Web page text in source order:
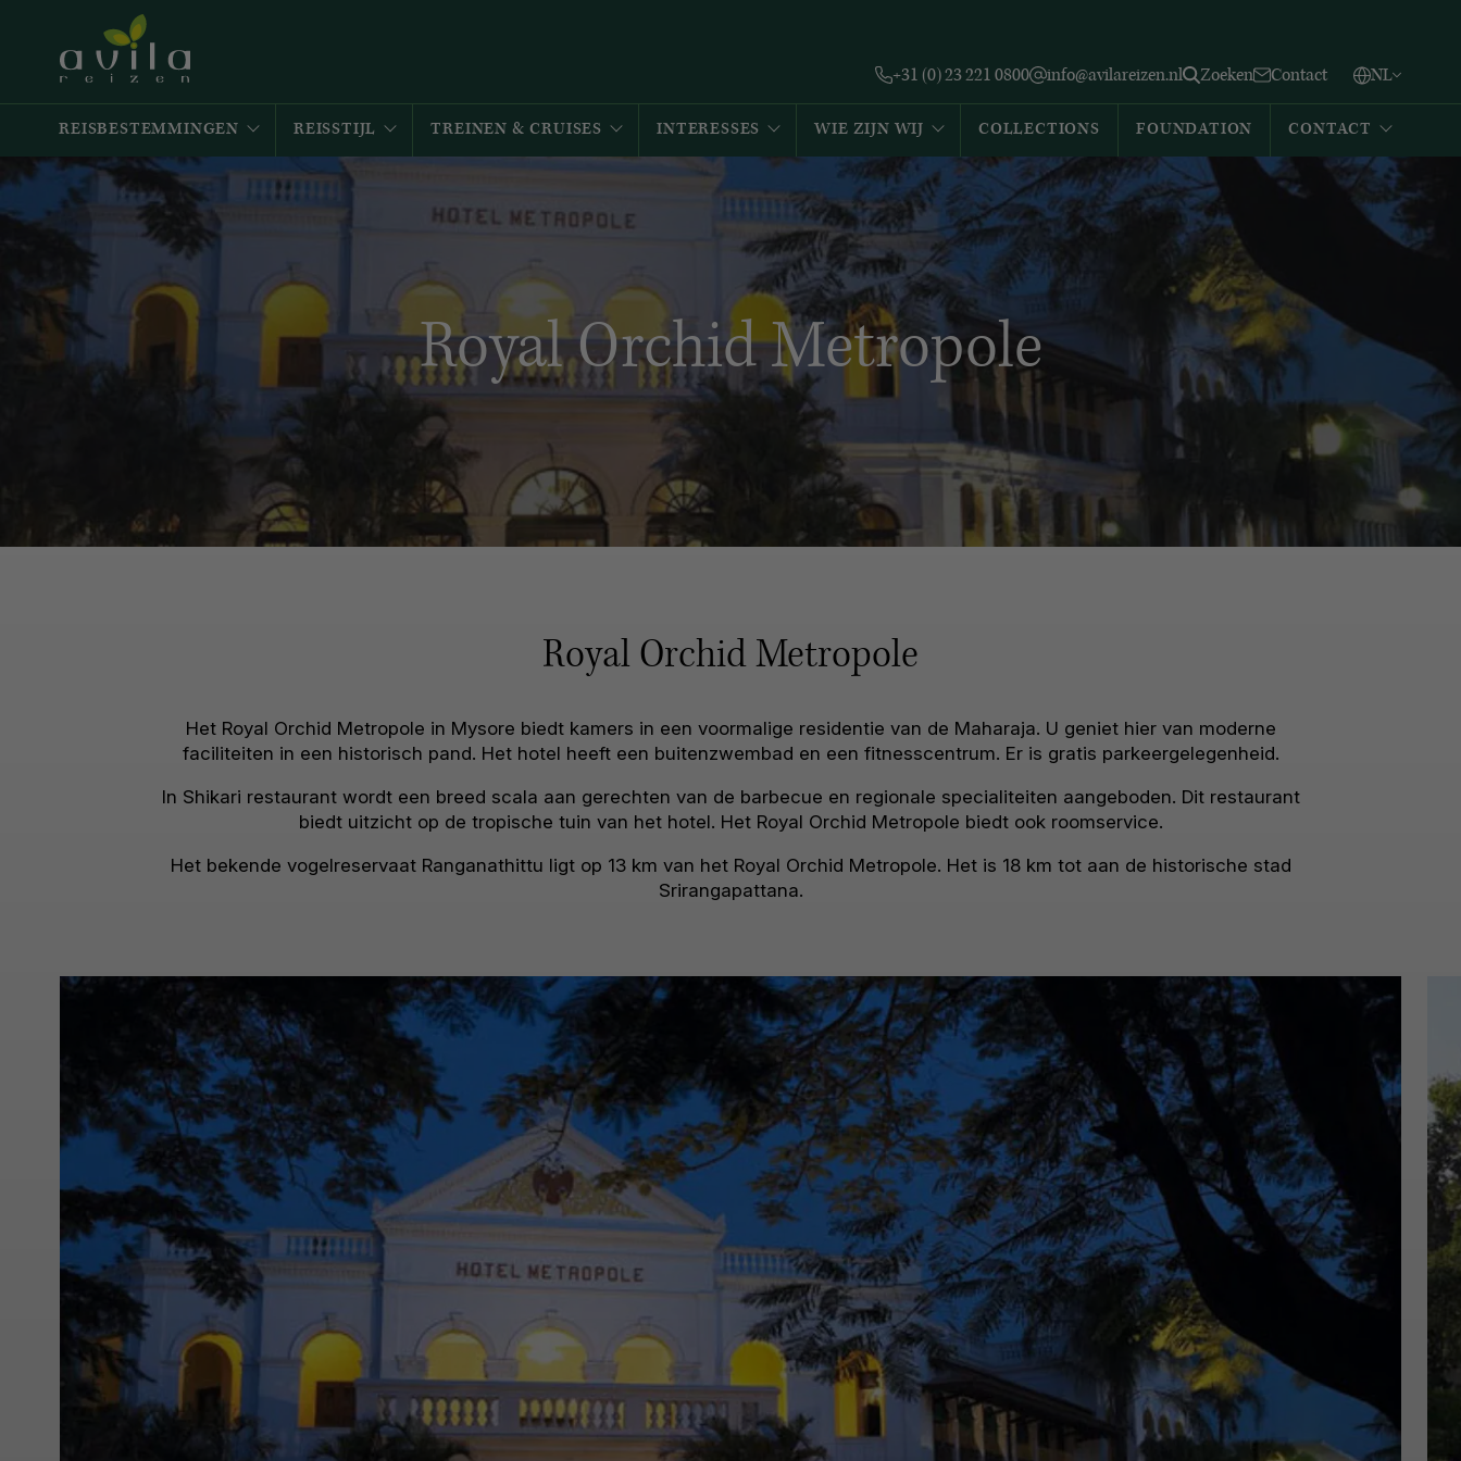
+31 (0) 23 221 0800 info@avilareizen.nl Zoeken Contact NL
Español
REISBESTEMMINGEN REISSTIJL TREINEN & CRUISES INTERESSES WIE ZIJN WIJ COLLECTIONS FOUNDATION CONTACT
Royal Orchid Metropole
Royal Orchid Metropole
Het Royal Orchid Metropole in Mysore biedt kamers in een voormalige residentie van de Maharaja. U geniet hier van moderne
faciliteiten in een historisch pand. Het hotel heeft een buitenzwembad en een fitnesscentrum. Er is gratis parkeergelegenheid.
In Shikari restaurant wordt een breed scala aan gerechten van de barbecue en regionale specialiteiten aangeboden. Dit restaurant
biedt uitzicht op de tropische tuin van het hotel. Het Royal Orchid Metropole biedt ook roomservice.
Het bekende vogelreservaat Ranganathittu ligt op 13 km van het Royal Orchid Metropole. Het is 18 km tot aan de historische stad
Srirangapattana.